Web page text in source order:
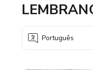
Português